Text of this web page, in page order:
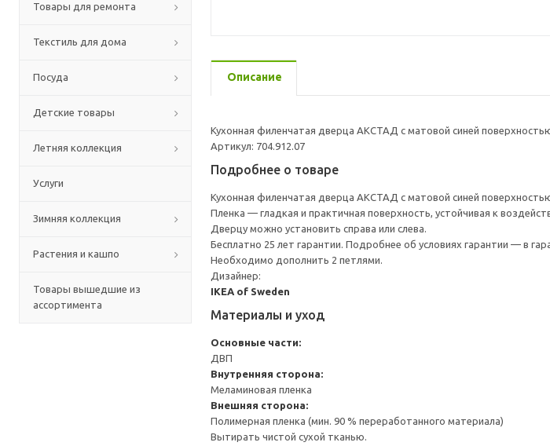
Товары для ремонта
Текстиль для дома
Посуда
Детские товары
Летняя коллекция
Услуги
Зимняя коллекция
Растения и кашпо
Товары вышедшие из
ассортимента
Описание
Кухонная филенчатая дверца АКСТАД с матовой синей
Артикул: 704.912.07
Подробнее о товаре
Кухонная филенчатая дверца АКСТАД с матовой синей
Пленка — гладкая и практичная поверхность, устойчивая к
Дверцу можно установить справа или слева.
Бесплатно 25 лет гарантии. Подробнее об условиях гарантии — в
Необходимо дополнить 2 петлями.
Дизайнер:
IKEA of Sweden
Материалы и уход
Основные части:
ДВП
Внутренняя сторона:
Меламиновая пленка
Внешняя сторона:
Полимерная пленка (мин. 90 % переработанного материала)
Вытирать чистой сухой тканью.